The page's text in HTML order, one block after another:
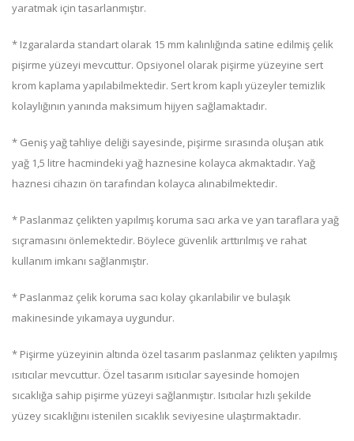
yaratmak için tasarlanmıştır.
* Izgaralarda standart olarak 15 mm kalınlığında satine edilmiş çelik
pişirme yüzeyi mevcuttur. Opsiyonel olarak pişirme yüzeyine sert
krom kaplama yapılabilmektedir. Sert krom kaplı yüzeyler temizlik
kolaylığının yanında maksimum hijyen sağlamaktadır.
* Geniş yağ tahliye deliği sayesinde, pişirme sırasında oluşan atık
yağ 1,5 litre hacmindeki yağ haznesine kolayca akmaktadır. Yağ
haznesi cihazın ön tarafından kolayca alınabilmektedir.
* Paslanmaz çelikten yapılmış koruma sacı arka ve yan taraflara yağ
sıçramasını önlemektedir. Böylece güvenlik arttırılmış ve rahat
kullanım imkanı sağlanmıştır.
* Paslanmaz çelik koruma sacı kolay çıkarılabilir ve bulaşık
makinesinde yıkamaya uygundur.
* Pişirme yüzeyinin altında özel tasarım paslanmaz çelikten yapılmış
ısıtıcılar mevcuttur. Özel tasarım ısıtıcılar sayesinde homojen
sıcaklığa sahip pişirme yüzeyi sağlanmıştır. Isıtıcılar hızlı şekilde
yüzey sıcaklığını istenilen sıcaklık seviyesine ulaştırmaktadır.